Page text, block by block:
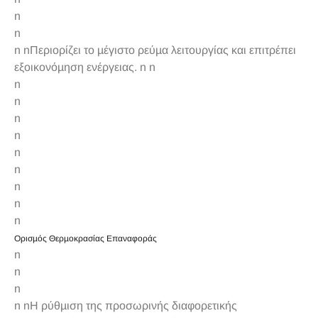
n
n
n nΠεριορίζει το µέγιστο ρεύµα λειτουργίας και επιτρέπει
εξοικονόµηση ενέργειας. n n
n
n
n
n
n
n
n
n
n
Ορισµός Θερµοκρασίας Επαναφοράς
n
n
n
n nΗ ρύθµιση της προσωρινής διαφορετικής